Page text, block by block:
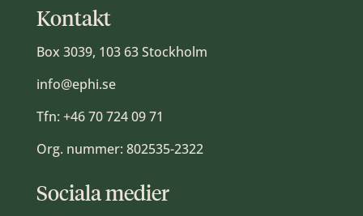
Kontakt
Box 3039, 103 63 Stockholm
info@ephi.se
Tfn: +46 70 724 09 71
Org. nummer: 802535-2322
Sociala medier